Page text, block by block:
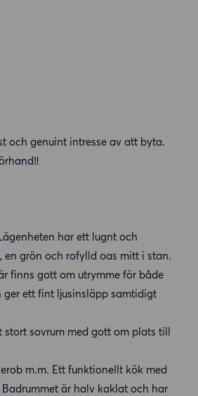
och genuint intresse av att byta.
har ett lugnt och
grön och rofylld oas mitt i stan.
finns gott om utrymme för både
ett fint ljusinsläpp samtidigt
sovrum med gott om plats till
m.m. Ett funktionellt kök med
är halv kaklat och har